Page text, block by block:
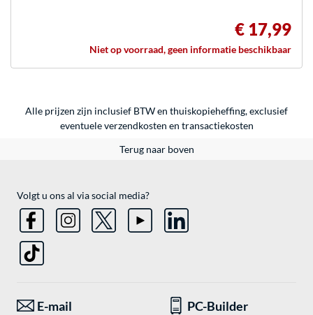
€ 17,99
Niet op voorraad, geen informatie beschikbaar
Alle prijzen zijn inclusief BTW en thuiskopieheffing, exclusief
eventueleverzendkosten en transactiekosten
Terug naar boven
Volgt u ons al via social media?
E-mail
PC-Builder